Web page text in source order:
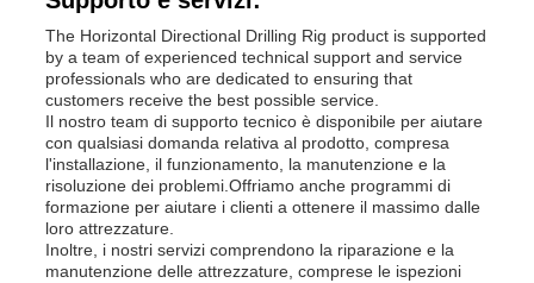
The Horizontal Directional Drilling Rig product is supported
by a team of experienced technical support and service
professionals who are dedicated to ensuring that
customers receive the best possible service.
Il nostro team di supporto tecnico è disponibile per aiutare
con qualsiasi domanda relativa al prodotto, compresa
l'installazione, il funzionamento, la manutenzione e la
risoluzione dei problemi.Offriamo anche programmi di
formazione per aiutare i clienti a ottenere il massimo dalle
loro attrezzature.
Inoltre, i nostri servizi comprendono la riparazione e la
manutenzione delle attrezzature, comprese le ispezioni